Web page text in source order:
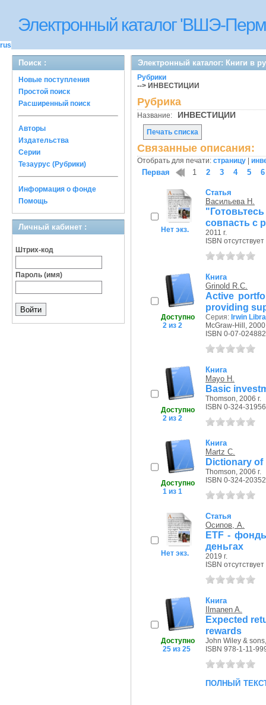
Электронный каталог 'ВШЭ-
rus
Поиск :
Новые поступления
Простой поиск
Расширенный поиск
Авторы
Издательства
Серии
Тезаурус (Рубрики)
Информация о фонде
Помощь
Личный кабинет :
Штрих-код
Пароль (имя)
Электронный каталог: Книги в
Рубрики
--> ИНВЕСТИЦИИ
Рубрика
Название: ИНВЕСТИЦИИ
Печать списка
Связанные описания:
Отобрать для печати: страницу
Первая 1 2 3 4 5 6
Нет экз.
Статья
Васильева Н.
совпасть с
2011 г.
ISBN отсутствует
Доступно
2 из 2
Книга
Grinold R.C.
Active
providing
Серия: Irwin
McGraw-Hill, 2000
ISBN 0-07-
Доступно
2 из 2
Книга
Mayo H.
Basic
Thomson, 2006 г.
ISBN 0-324-
Доступно
1 из 1
Книга
Martz C.
Dictionary of
Thomson, 2006 г.
ISBN 0-324-
Нет экз.
Статья
Осипов, А.
ETF -
деньгах
2019 г.
ISBN отсутствует
Доступно
25 из 25
Книга
Ilmanen A.
Expected
rewards
John Wiley &
ISBN 978-1-11-
полный